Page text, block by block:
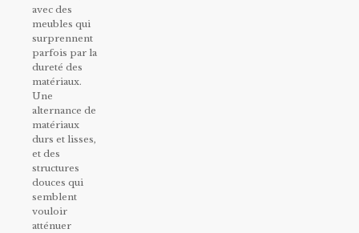
avec des
meubles qui
surprennent
parfois par la
dureté des
matériaux.
Une
alternance de
matériaux
durs et lisses,
et des
structures
douces qui
semblent
vouloir
atténuer